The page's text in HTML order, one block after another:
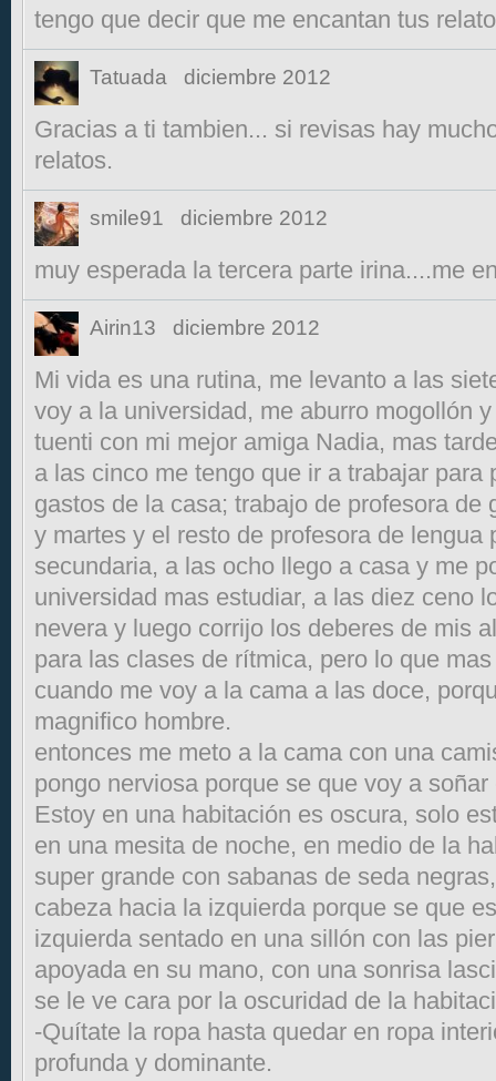
tengo que decir que me encantan tus
Tatuada diciembre 2012
Gracias a ti tambien... si revisas hay
relatos.
smile91 diciembre 2012
muy esperada la tercera parte irina....me
Airin13 diciembre 2012
Mi vida es una rutina, me levanto a las
voy a la universidad, me aburro mogollón
tuenti con mi mejor amiga Nadia, mas
a las cinco me tengo que ir a trabajar para
gastos de la casa; trabajo de profesora de
y martes y el resto de profesora de lengua
secundaria, a las ocho llego a casa y me
universidad mas estudiar, a las diez ceno
nevera y luego corrijo los deberes de mis
para las clases de rítmica, pero lo que
cuando me voy a la cama a las doce,
magnifico hombre.
entonces me meto a la cama con una
pongo nerviosa porque se que voy a soñar
Estoy en una habitación es oscura, solo
en una mesita de noche, en medio de la
super grande con sabanas de seda
cabeza hacia la izquierda porque se que
izquierda sentado en una sillón con las
apoyada en su mano, con una sonrisa
se le ve cara por la oscuridad de la
-Quítate la ropa hasta quedar en ropa
profunda y dominante.